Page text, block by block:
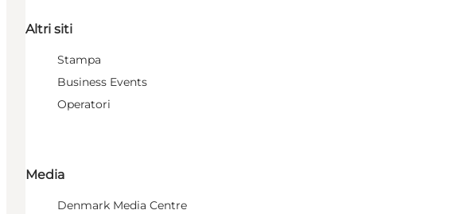
Altri siti
Stampa
Business Events
Operatori
Media
Denmark Media Centre